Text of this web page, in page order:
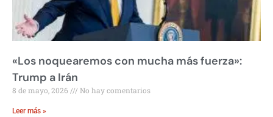
«Los noquearemos con mucha más fuerza»:
Trump a Irán
8 de mayo, 2026 No hay comentarios
Leer más »